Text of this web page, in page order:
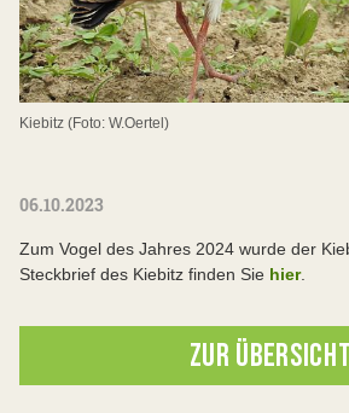
Kiebitz (Foto: W.Oertel)
06.10.2023
Zum Vogel des Jahres 2024 wurde der
Steckbrief des Kiebitz finden Sie hier.
ZUR ÜBERSICHT